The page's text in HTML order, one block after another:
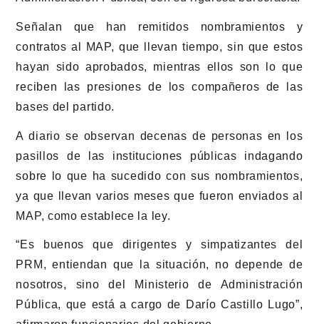
Señalan que han remitidos nombramientos y
contratos al MAP, que llevan tiempo, sin que estos
hayan sido aprobados, mientras ellos son lo que
reciben las presiones de los compañeros de las
bases del partido.
A diario se observan decenas de personas en los
pasillos de las instituciones públicas indagando
sobre lo que ha sucedido con sus nombramientos,
ya que llevan varios meses que fueron enviados al
MAP, como establece la ley.
“Es buenos que dirigentes y simpatizantes del
PRM, entiendan que la situación, no depende de
nosotros, sino del Ministerio de Administración
Pública, que está a cargo de Darío Castillo Lugo”,